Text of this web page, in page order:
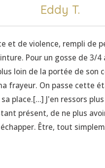
Eddy T.
et de violence, rempli de
Pour un gosse de 3/
loin de la portée de son
frayeur. On passe cette
place.[...] J'en ressors
présent, de ne plus
échapper. Être, tout